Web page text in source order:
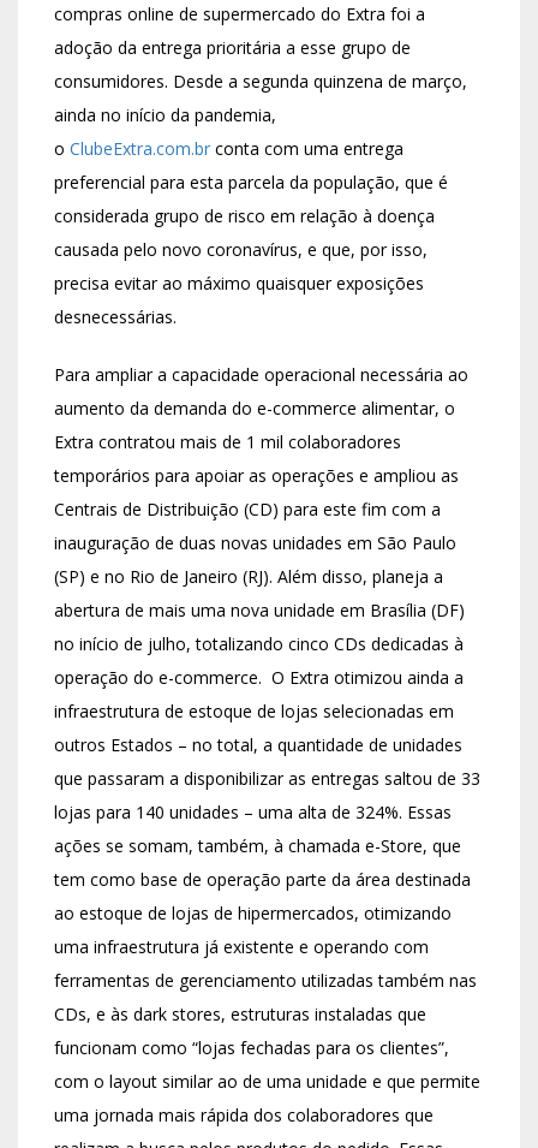
compras online de supermercado do Extra foi a
adoção da entrega prioritária a esse grupo de
consumidores. Desde a segunda quinzena de março,
ainda no início da pandemia,
o ClubeExtra.com.br conta com uma entrega
preferencial para esta parcela da população, que é
considerada grupo de risco em relação à doença
causada pelo novo coronavírus, e que, por isso,
precisa evitar ao máximo quaisquer exposições
desnecessárias.
Para ampliar a capacidade operacional necessária ao
aumento da demanda do e-commerce alimentar, o
Extra contratou mais de 1 mil colaboradores
temporários para apoiar as operações e ampliou as
Centrais de Distribuição (CD) para este fim com a
inauguração de duas novas unidades em São Paulo
(SP) e no Rio de Janeiro (RJ). Além disso, planeja a
abertura de mais uma nova unidade em Brasília (DF)
no início de julho, totalizando cinco CDs dedicadas à
operação do e-commerce. O Extra otimizou ainda a
infraestrutura de estoque de lojas selecionadas em
outros Estados – no total, a quantidade de unidades
que passaram a disponibilizar as entregas saltou de 33
lojas para 140 unidades – uma alta de 324%. Essas
ações se somam, também, à chamada e-Store, que
tem como base de operação parte da área destinada
ao estoque de lojas de hipermercados, otimizando
uma infraestrutura já existente e operando com
ferramentas de gerenciamento utilizadas também nas
CDs, e às dark stores, estruturas instaladas que
funcionam como “lojas fechadas para os clientes”,
com o layout similar ao de uma unidade e que permite
uma jornada mais rápida dos colaboradores que